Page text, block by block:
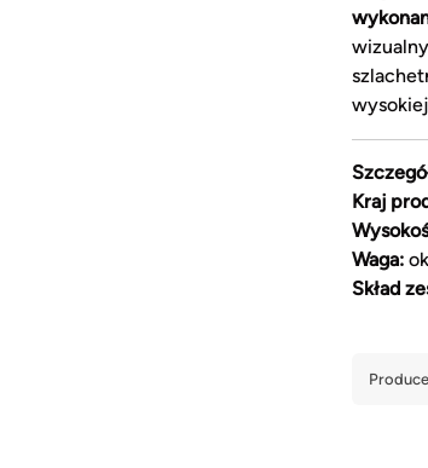
Kraj
Waga:
Skład